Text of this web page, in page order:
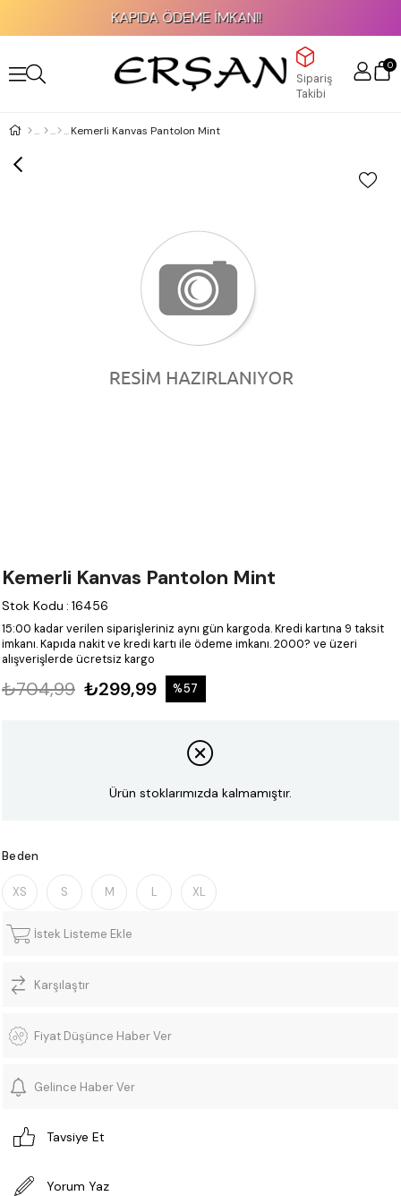
KAPIDA ÖDEME İMKANI!
Sipariş
Takibi
0
Kemerli Kanvas Pantolon Mint
Kemerli Kanvas Pantolon Mint
Stok Kodu : 16456
15:00 kadar verilen siparişleriniz aynı gün kargoda.Kredi kartına 9 taksit
imkanı.Kapıda nakit ve kredi kartı ile ödeme imkanı.2000? ve üzeri
alışverişlerde ücretsiz kargo
₺704,99 ₺299,99 %57
Ürün stoklarımızda kalmamıştır.
Beden
XS S M L XL
İstek Listeme Ekle
Karşılaştır
Fiyat Düşünce Haber Ver
Gelince Haber Ver
Tavsiye Et
Yorum Yaz